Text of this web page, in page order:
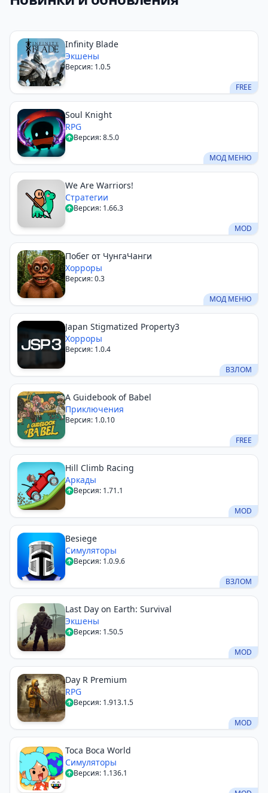
Infinity Blade
Экшены
Версия: 1.0.5
FREE
Soul Knight
RPG
Версия: 8.5.0
МОД МЕНЮ
We Are Warriors!
Стратегии
Версия: 1.66.3
MOD
Побег от ЧунгаЧанги
Хорроры
Версия: 0.3
МОД МЕНЮ
Japan Stigmatized Property3
Хорроры
Версия: 1.0.4
ВЗЛОМ
A Guidebook of Babel
Приключения
Версия: 1.0.10
FREE
Hill Climb Racing
Аркады
Версия: 1.71.1
MOD
Besiege
Симуляторы
Версия: 1.0.9.6
ВЗЛОМ
Last Day on Earth: Survival
Экшены
Версия: 1.50.5
MOD
Day R Premium
RPG
Версия: 1.913.1.5
MOD
Toca Boca World
Симуляторы
Версия: 1.136.1